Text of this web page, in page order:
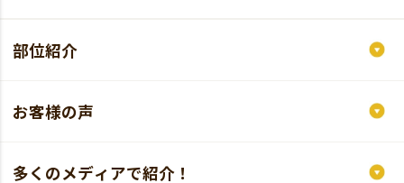
部位紹介
お客様の声
多くのメディアで紹介！